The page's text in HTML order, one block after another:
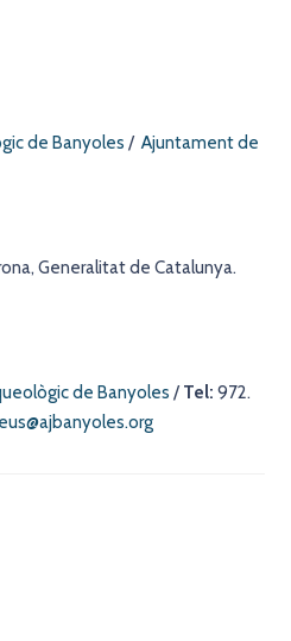
de Banyoles / Ajuntament de
Generalitat de Catalunya.
de Banyoles /Tel: 972.